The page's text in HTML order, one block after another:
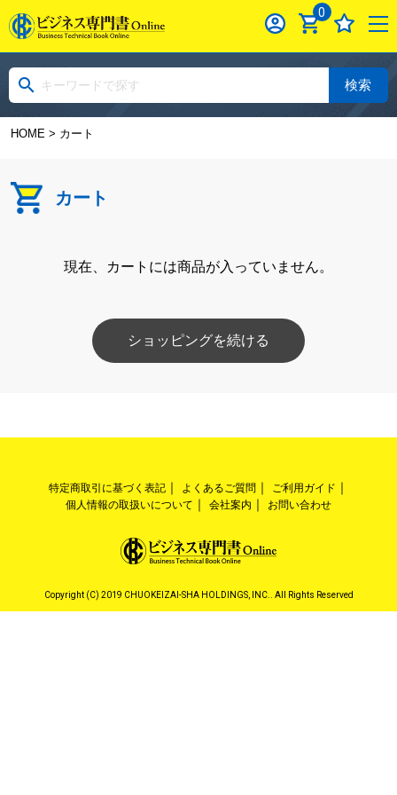
0
検索
HOME> カート
カート
現在、カートには商品が入っていません。
ショッピングを続ける
特定商取引に基づく表記 よくあるご質問
ご利用ガイド
個人情報の取扱いについて
会社案内 お問い合わせ
Copyright (C) 2019 CHUOKEIZAI-SHA HOLDINGS, INC.. All Rights Reserved